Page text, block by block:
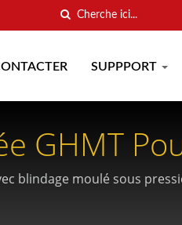
SUPPPORT
GHMT
blindage moulé sous